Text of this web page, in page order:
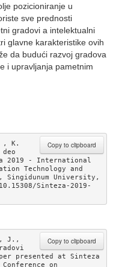
pozicioniranje u
sve prednosti
gradovi a intelektualni
glavne karakteristike ovih
da budući razvoj gradova
i upravljanja pametnim
Copy to clipboard
, K.
2019 - International
Technology and
Singidunum University,
Sinteza-2019-
Copy to clipboard
J.,
presented at Sinteza
on